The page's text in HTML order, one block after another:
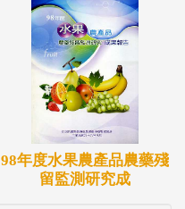
98年度水果農產品農藥殘
留監測研究成